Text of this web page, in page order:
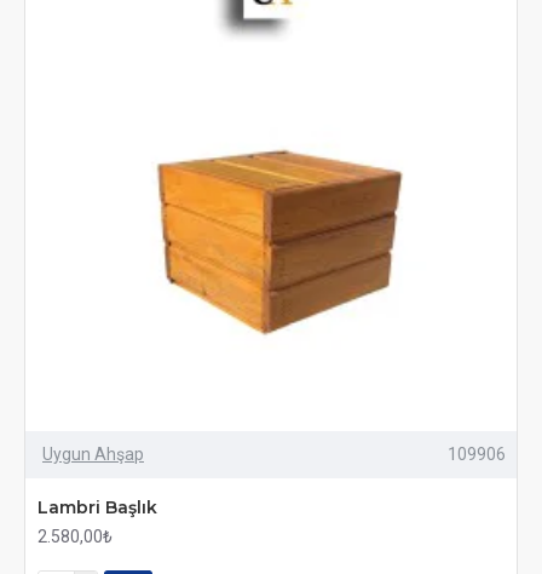
Uygun Ahşap 109906
Lambri Başlık
2.580,00₺